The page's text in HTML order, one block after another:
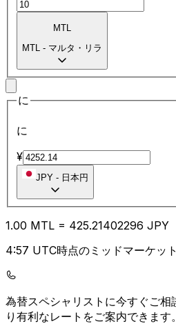
MTL
MTL - マルタ・リラ
に
に
¥
JPY - 日本円
1.00 MTL = 425.21402296 JPY
4:57 UTC時点のミッドマーケッ
為替スペシャリストに今すぐご相
り有利なレートをご案内できます。